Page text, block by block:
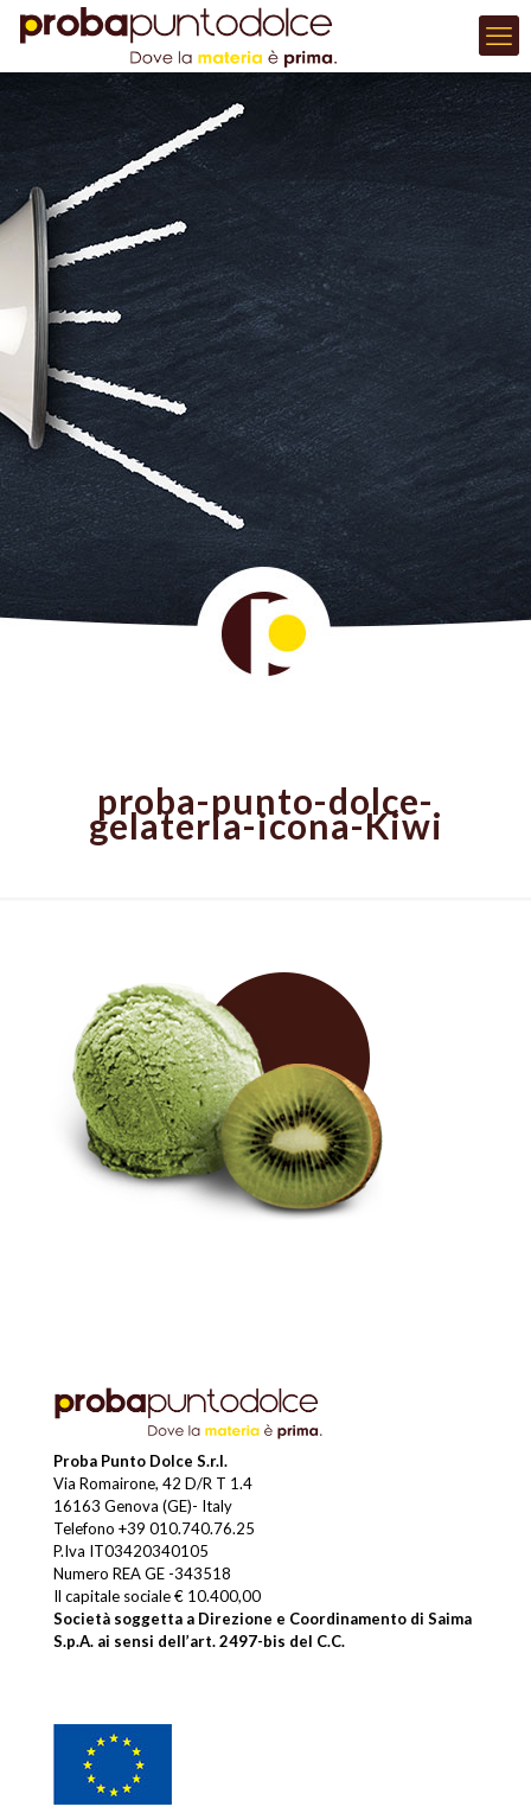
proba-punto-dolce-
gelateria-icona-Kiwi
Proba Punto Dolce S.r.l.
Via Romairone, 42 D/R T 1.4
16163 Genova (GE)- Italy
Telefono +39 010.740.76.25
P.Iva IT03420340105
Numero REA GE -343518
Il capitale sociale € 10.400,00
Società soggetta a Direzione e Coordinamento di Saima
S.p.A. ai sensi dell’art. 2497-bis del C.C.